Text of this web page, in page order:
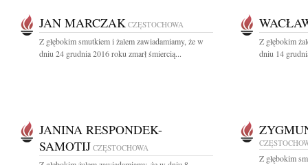
JAN MARCZAK CZĘSTOCHOWA
Z głębokim smutkiem i żalem zawiadamiamy, że w
dniu 24 grudnia 2016 roku zmarł śmiercią...
Z głębokim
dniu 14
JANINA RESPONDEK-
SAMOTIJ CZĘSTOCHOWA
Z głębokim